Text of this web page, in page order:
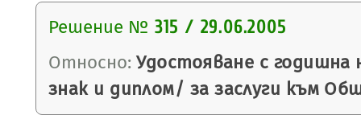
Решение № 315 / 29.06.2005
Относно: Удостояване с годишна
знак и диплом/ за заслуги към